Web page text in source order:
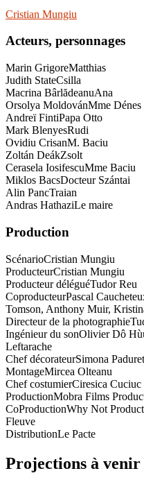
Cristian Mungiu
Acteurs, personnages
Marin GrigoreMatthias
Judith StateCsilla
Macrina BârlădeanuAna
Orsolya MoldovánMme Dénes
Andreï FintiPapa Otto
Mark BlenyesRudi
Ovidiu CrisanM. Baciu
Zoltán DeákZsolt
Cerasela IosifescuMme Baciu
Miklos BacsDocteur Szántai
Alin PancTraian
Andras HathaziLe maire
Production
ScénarioCristian Mungiu
ProducteurCristian Mungiu
Producteur déléguéTudor Reu
CoproducteurPascal
Tomson, Anthony Muir,
Directeur de la photographie
Ingénieur du sonOlivier Dô
Leftarache
Chef décorateurSimona
MontageMircea Olteanu
Chef costumierCiresica Cuciuc
ProductionMobra Films
CoProductionWhy Not
Fleuve
DistributionLe Pacte
Projections à venir